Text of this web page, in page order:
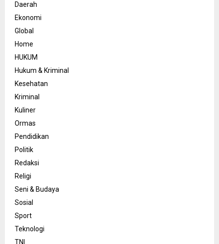
Daerah
Ekonomi
Global
Home
HUKUM
Hukum & Kriminal
Kesehatan
Kriminal
Kuliner
Ormas
Pendidikan
Politik
Redaksi
Religi
Seni & Budaya
Sosial
Sport
Teknologi
TNI